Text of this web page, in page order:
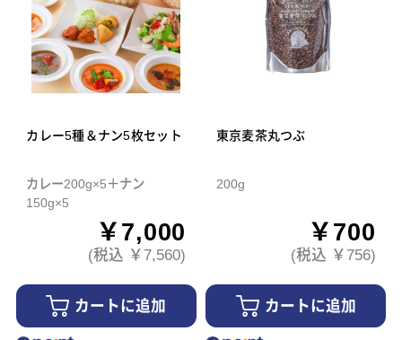
カレー5種＆ナン5枚セット
カレー200g×5＋ナン
150g×5
￥7,000
(税込 ￥7,560)
カートに追加
東京麦茶丸つぶ
200g
￥700
(税込 ￥756)
カートに追加